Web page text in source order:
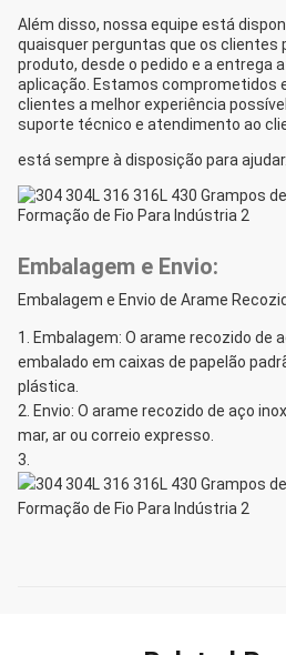
Além disso, nossa equipe está
quaisquer perguntas que os clientes
produto, desde o pedido e a entrega
aplicação. Estamos comprometidos
clientes a melhor experiência
suporte técnico e atendimento ao
está sempre à disposição para ajudar.
Embalagem e Envio:
Embalagem e Envio de Arame
Embalagem: O arame recozido de
embalado em caixas de papelão
plástica.
Envio: O arame recozido de aço
mar, ar ou correio expresso.